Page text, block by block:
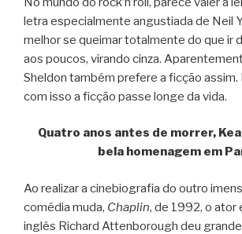
letra especialmente angustiada de Neil
melhor se queimar totalmente do que ir
aos poucos, virando cinza.
Sheldon também prefere a ficção assim.
com isso a ficção passe longe da vida.
Quatro anos antes de morrer,
bela homenagem em
Ao realizar a cinebiografia do outro
comédia muda, Chaplin, de 1992, o ator
inglês Richard Attenborough deu